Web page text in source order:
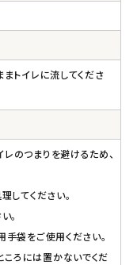
トイレに流してくださ
のつまりを避けるため、
してください。
。
袋をご使用ください。
ころには置かないでくだ